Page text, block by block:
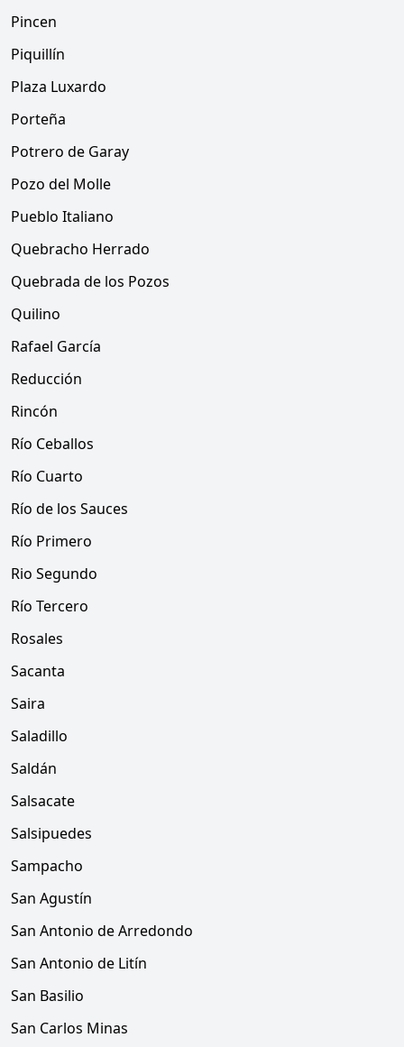
Pincen
Piquillín
Plaza Luxardo
Porteña
Potrero de Garay
Pozo del Molle
Pueblo Italiano
Quebracho Herrado
Quebrada de los Pozos
Quilino
Rafael García
Reducción
Rincón
Río Ceballos
Río Cuarto
Río de los Sauces
Río Primero
Rio Segundo
Río Tercero
Rosales
Sacanta
Saira
Saladillo
Saldán
Salsacate
Salsipuedes
Sampacho
San Agustín
San Antonio de Arredondo
San Antonio de Litín
San Basilio
San Carlos Minas